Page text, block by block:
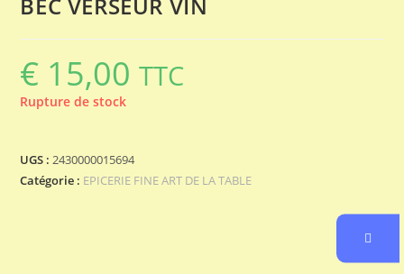
€ 15,00 TTC
Rupture de stock
UGS :2430000015694
Catégorie : EPICERIE FINE ART DE LA TABLE